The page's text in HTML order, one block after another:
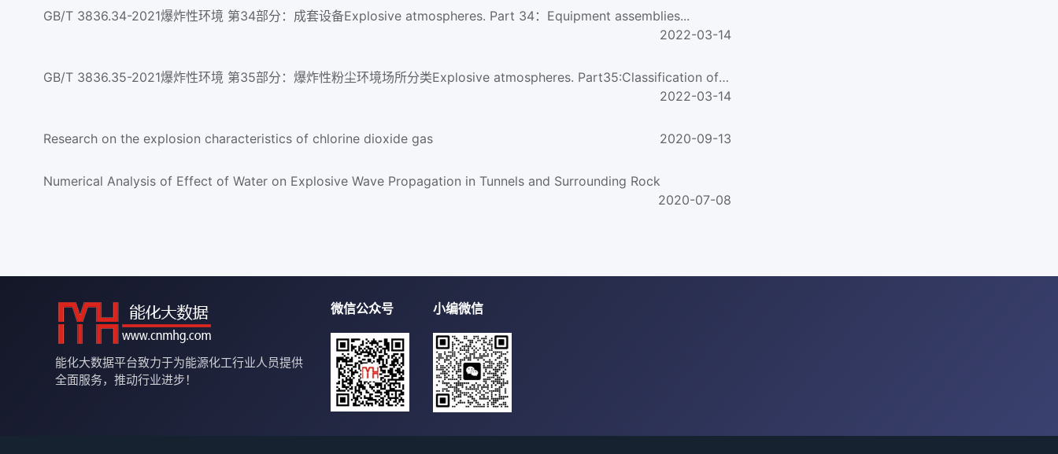
GB/T 3836.34-2021爆炸性环境 第34部分：成套设备Explosive atmospheres. Part 34：Equipment assemblies...
2022-03-14
GB/T 3836.35-2021爆炸性环境 第35部分：爆炸性粉尘环境场所分类Explosive atmospheres. Part35:Classification of ar...
2022-03-14
Research on the explosion characteristics of chlorine dioxide gas 2020-09-13
Numerical Analysis of Effect of Water on Explosive Wave Propagation in Tunnels and Surrounding Rock
2020-07-08
能化大数据平台致力于为能源化工行业人员提供
全面服务，推动行业进步！
微信公众号 小编微信